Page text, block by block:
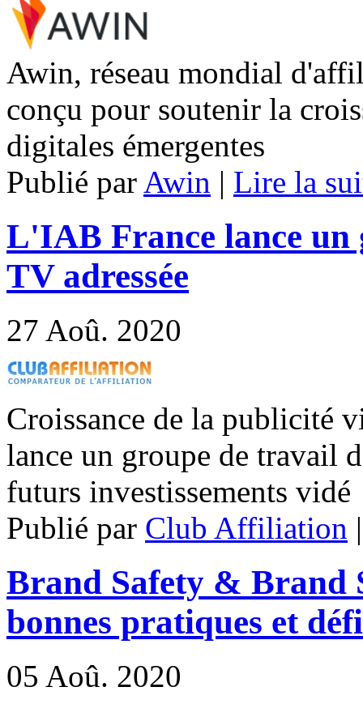
Awin, réseau mondial
conçu pour soutenir la
digitales émergentes
Publié par Awin | Lire la
L'IAB France lance un
TV adressée
27 Aoû. 2020
Croissance de la publicité
lance un groupe de travail
futurs investissements vidé
Publié par Club Affiliation
Brand Safety & Brand
bonnes pratiques et
05 Aoû. 2020